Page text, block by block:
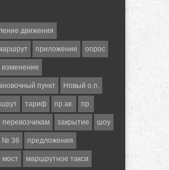
движения
приложение опрос
пункт Новый о.п.
тариф пр.ак. пр.
перевозчикам закрытие шоу
№ 36 предложения
мост маршрутное такси